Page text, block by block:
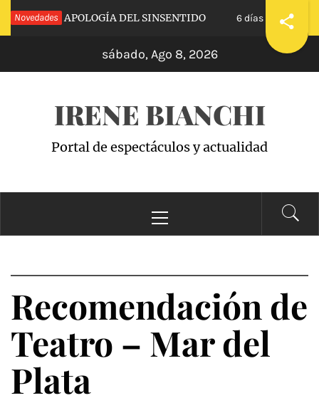
Saltar
al
NovedadesAPOLOGÍA DEL SINSENTIDO 6 días hace
sábado, Ago 8, 2026
IRENE BIANCHI
Portal de espectáculos y actualidad
principal
Recomendación de
Teatro – Mar del
Plata